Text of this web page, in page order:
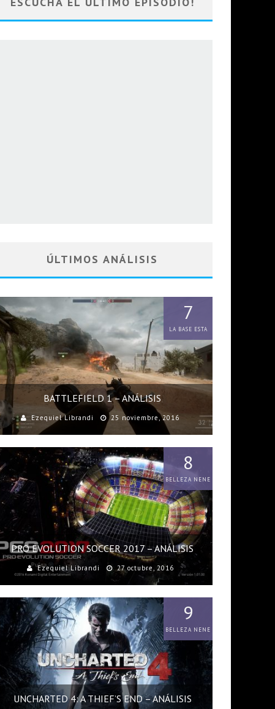
ÚLTIMOS ANÁLISIS
BATTLEFIELD 1 – ANÁLISIS
Ezequiel Librandi 25 noviembre, 2016
7
LA BASE ESTA
PRO EVOLUTION SOCCER 2017 – ANÁLISIS
Ezequiel Librandi 27 octubre, 2016
8
BELLEZA NENE
UNCHARTED 4: A THIEF’S END – ANÁLISIS
9
BELLEZA NENE